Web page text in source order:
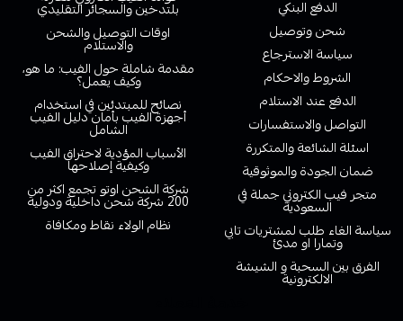
الدفع البنكي
شحن وتوصيل
سياسة الاسترجاع
الشروط والاحكام
الدفع عند الاستلام
التواصل والاستفسارات
اسئلة الشائعة والمتكررة
ضمان الجودة والموثوقية
متجر فيب الكتروني جملة في
السعودية
سياسة الغاء طلب لمشتريات تابي
وتمارا او مدئ
الفرق بين السحبة و الشيشة
الالكترونية
بلتدخين والسجائر التقليدي
اوقات التوصيل والشحن
والاستلام
مقدمة شاملة حول الفيب: ما هو،
وكيف يعمل؟
نصائح للمبتدئين في استخدام
أجهزة الفيب بأمان دليل الفيب
الشامل
الأسباب المؤدية لاحتراق الفيب
وكيفية إصلاحها
شركة الشحن اوتو تجمع اكثر من
200 شركة شحن داخلية ودولية
نظام الولاء نقاط ومكافاة